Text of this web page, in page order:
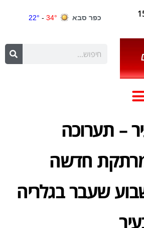
– תערוכה
חדשה
שעבר בגלריה